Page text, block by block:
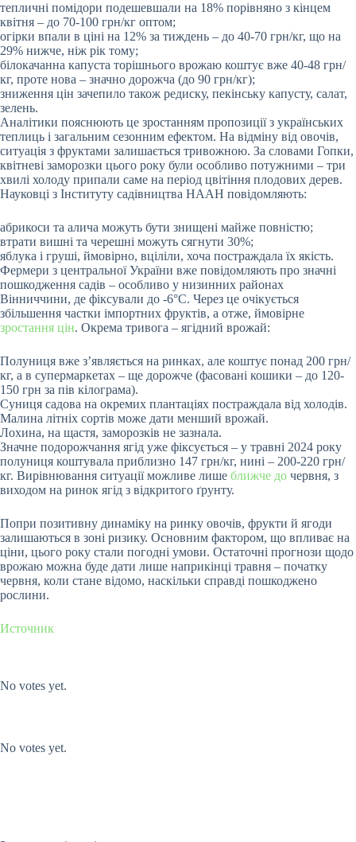
тепличні помідори подешевшали на 18% порівняно з кінцем
квітня – до 70-100 грн/кг оптом;
огірки впали в ціні на 12% за тиждень – до 40-70 грн/кг, що на
29% нижче, ніж рік тому;
білокачанна капуста торішнього врожаю коштує вже 40-48 грн/
кг, проте нова – значно дорожча (до 90 грн/кг);
зниження цін зачепило також редиску, пекінську капусту, салат,
зелень.
Аналітики пояснюють це зростанням пропозиції з українських
теплиць і загальним сезонним ефектом. На відміну від овочів,
ситуація з фруктами залишається тривожною. За словами Гопки,
квітневі заморозки цього року були особливо потужними – три
хвилі холоду припали саме на період цвітіння плодових дерев.
Науковці з Інституту садівництва НААН повідомляють:
абрикоси та алича можуть бути знищені майже повністю;
втрати вишні та черешні можуть сягнути 30%;
яблука і груші, ймовірно, вціліли, хоча постраждала їх якість.
Фермери з центральної України вже повідомляють про значні
пошкодження садів – особливо у низинних районах
Вінниччини, де фіксували до -6°C. Через це очікується
збільшення частки імпортних фруктів, а отже, ймовірне
зростання цін. Окрема тривога – ягідний врожай:
Полуниця вже з’являється на ринках, але коштує понад 200 грн/
кг, а в супермаркетах – ще дорожче (фасовані кошики – до 120-
150 грн за пів кілограма).
Суниця садова на окремих плантаціях постраждала від холодів.
Малина літніх сортів може дати менший врожай.
Лохина, на щастя, заморозків не зазнала.
Значне подорожчання ягід уже фіксується – у травні 2024 року
полуниця коштувала приблизно 147 грн/кг, нині – 200-220 грн/
кг. Вирівнювання ситуації можливе лише ближче до червня, з
виходом на ринок ягід з відкритого ґрунту.
Попри позитивну динаміку на ринку овочів, фрукти й ягоди
залишаються в зоні ризику. Основним фактором, що впливає на
ціни, цього року стали погодні умови. Остаточні прогнози щодо
врожаю можна буде дати лише наприкінці травня – початку
червня, коли стане відомо, наскільки справді пошкоджено
рослини.
Источник
No votes yet.
No votes yet.